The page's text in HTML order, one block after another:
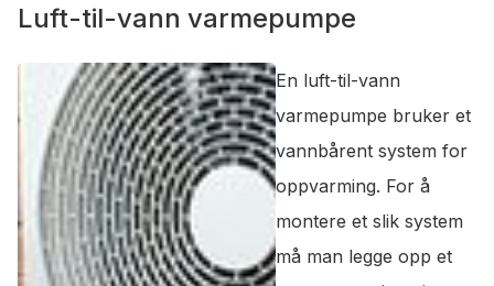
Luft-til-vann varmepumpe
En luft-til-vann
varmepumpe bruker et
vannbårent system for
oppvarming. For å
montere et slik system
må man legge opp et